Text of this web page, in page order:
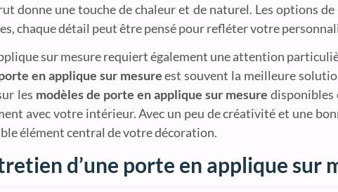
donne une touche de chaleur et de naturel. Les options
chaque détail peut être pensé pour refléter votre
sur mesure requiert également une attention
en applique sur mesureest souvent la meilleure
les modèles de porte en applique sur mesure
avec votre intérieur. Avec un peu de créativité et une
élément central de votre décoration.
d’une porte en applique sur